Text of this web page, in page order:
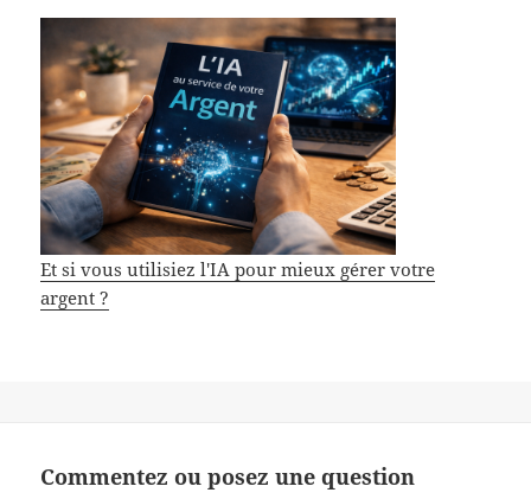
Et si vous utilisiez l'IA pour mieux gérer votre
argent ?
Commentez ou posez une question